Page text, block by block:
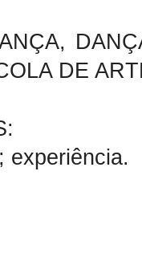
DE
experiência.